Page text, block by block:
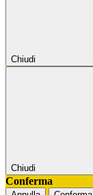
Chiudi
Chiudi
Conferma